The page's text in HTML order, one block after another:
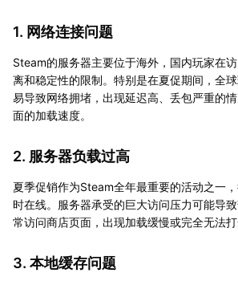
1. 网络连接问题
Steam的服务器主要位于海外，国内玩家在
离和稳定性的限制。特别是在夏促期间，全
易导致网络拥堵，出现延迟高、丢包严重的
面的加载速度。
2. 服务器负载过高
夏季促销作为Steam全年最重要的活动之一
时在线。服务器承受的巨大访问压力可能导
常访问商店页面，出现加载缓慢或完全无法打
3. 本地缓存问题